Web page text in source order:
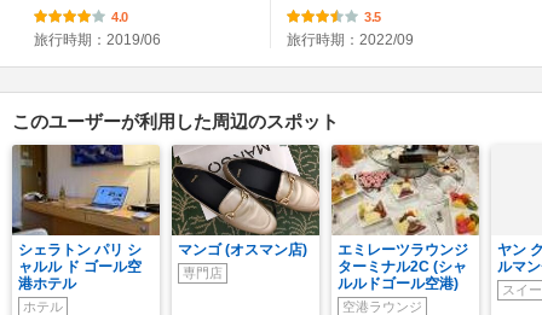
4.0
旅行時期：2019/06
3.5
旅行時期：2022/09
このユーザーが利用した周辺のスポット
シェラトン パリ シ
ャルル ド ゴール空
港ホテル
ホテル
マンゴ (オスマン店)
専門店
エミレーツラウンジ
ターミナル2C (シャ
ルルドゴール空港)
空港ラウンジ
ヤン
ルマ
スイ